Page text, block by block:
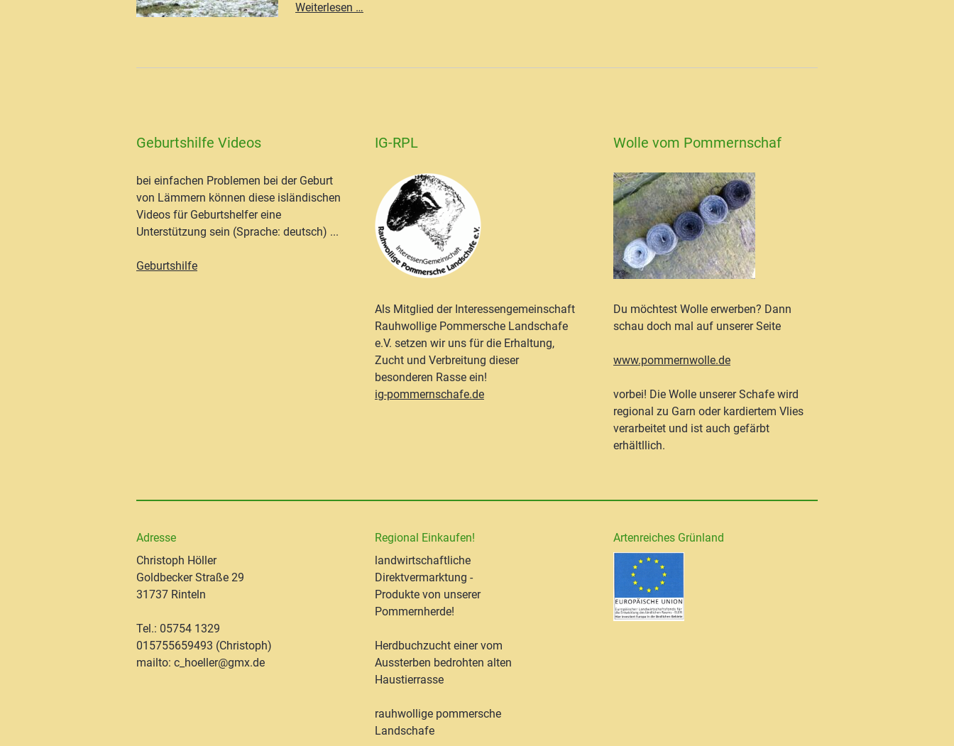
Weiterlesen …
Geburtshilfe Videos
bei einfachen Problemen bei der Geburt
von Lämmern können diese isländischen
Videos für Geburtshelfer eine
Unterstützung sein (Sprache: deutsch) ...
Geburtshilfe
IG-RPL
Als Mitglied der Interessengemeinschaft
Rauhwollige Pommersche Landschafe
e.V. setzen wir uns für die Erhaltung,
Zucht und Verbreitung dieser
besonderen Rasse ein!
ig-pommernschafe.de
Wolle vom Pommernschaf
Du möchtest Wolle erwerben? Dann
schau doch mal auf unserer Seite
www.pommernwolle.de
vorbei! Die Wolle unserer Schafe wird
regional zu Garn oder kardiertem Vlies
verarbeitet und ist auch gefärbt
erhältllich.
Adresse
Christoph Höller
Goldbecker Straße 29
31737 Rinteln
Tel.: 05754 1329
015755659493 (Christoph)
mailto: c_hoeller@gmx.de
Regional Einkaufen!
landwirtschaftliche
Direktvermarktung -
Produkte von unserer
Pommernherde!
Herdbuchzucht einer vom
Aussterben bedrohten alten
Haustierrasse
rauhwollige pommersche
Landschafe
Artenreiches Grünland